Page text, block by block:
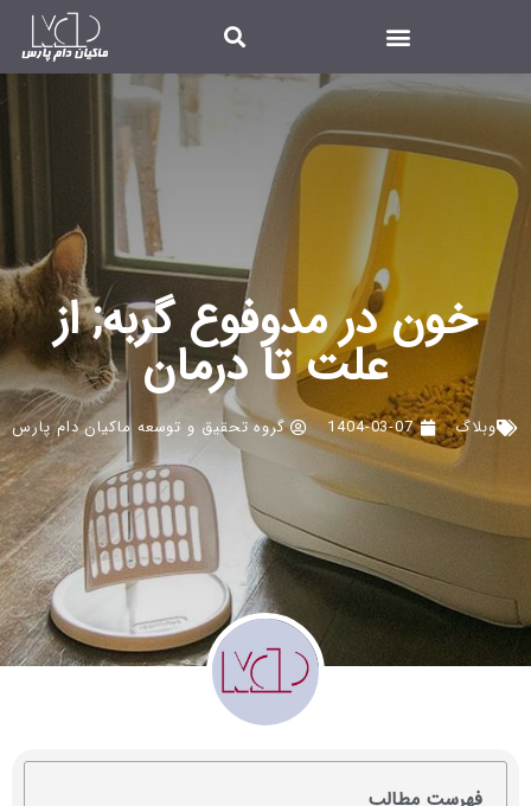
خون در مدوفوع گربه; از
علت تا درمان
وبلاگ 1404-03-07 گروه تحقیق و توسعه ماکیان دام پارس
فهرست مطالب